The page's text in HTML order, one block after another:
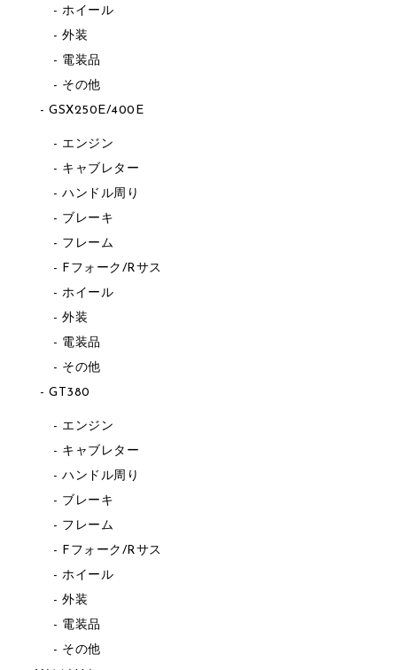
ホイール
外装
電装品
その他
GSX250E/400E
エンジン
キャブレター
ハンドル周り
ブレーキ
フレーム
Fフォーク/Rサス
ホイール
外装
電装品
その他
GT380
エンジン
キャブレター
ハンドル周り
ブレーキ
フレーム
Fフォーク/Rサス
ホイール
外装
電装品
その他